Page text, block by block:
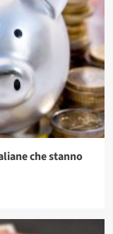
che stanno